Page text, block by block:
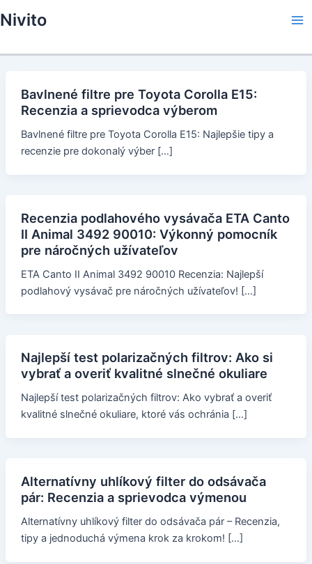
to
Nivito
Bavlnené filtre pre Toyota Corolla E15:
Recenzia a sprievodca výberom
Bavlnené filtre pre Toyota Corolla E15: Najlepšie tipy a
recenzie pre dokonalý výber […]
Recenzia podlahového vysávača ETA Canto
II Animal 3492 90010: Výkonný pomocník
pre náročných užívateľov
ETA Canto II Animal 3492 90010 Recenzia: Najlepší
podlahový vysávač pre náročných užívateľov! […]
Najlepší test polarizačných filtrov: Ako si
vybrať a overiť kvalitné slnečné okuliare
Najlepší test polarizačných filtrov: Ako vybrať a overiť
kvalitné slnečné okuliare, ktoré vás ochránia […]
Alternatívny uhlíkový filter do odsávača
pár: Recenzia a sprievodca výmenou
Alternatívny uhlíkový filter do odsávača pár – Recenzia,
tipy a jednoduchá výmena krok za krokom! […]